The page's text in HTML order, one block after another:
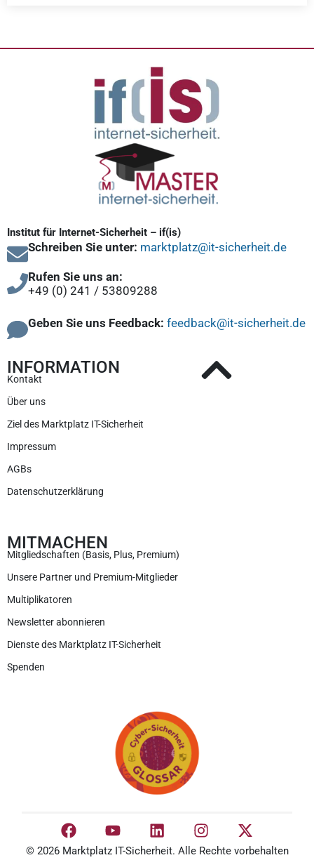
Institut für Internet-Sicherheit – if(is)
Schreiben Sie unter: marktplatz@it-sicherheit.de
Rufen Sie uns an:
+49 (0) 241 / 53809288
Geben Sie uns Feedback: feedback@it-sicherheit.de
INFORMATION
Kontakt
Über uns
Ziel des Marktplatz IT-Sicherheit
Impressum
AGBs
Datenschutzerklärung
MITMACHEN
Mitgliedschaften (Basis, Plus, Premium)
Unsere Partner und Premium-Mitglieder
Multiplikatoren
Newsletter abonnieren
Dienste des Marktplatz IT-Sicherheit
Spenden
© 2026 Marktplatz IT-Sicherheit. Alle Rechte vorbehalten